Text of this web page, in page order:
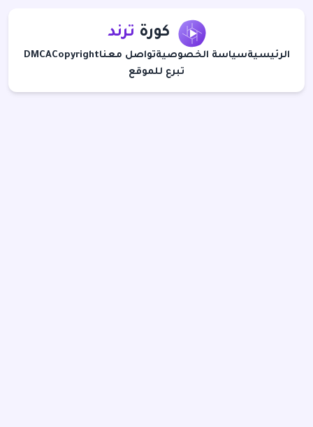
كورة ترند
الرئيسيةسياسة الخصوصيةتواصل معناCopyright
DMCA
تبرع للموقع